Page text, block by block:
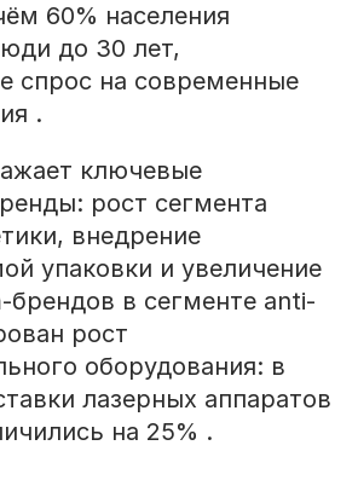
60% населения
до 30 лет,
спрос на современные
.
ключевые
рост сегмента
внедрение
упаковки и увеличение
брендов в сегменте anti-
рост
оборудования: в
лазерных аппаратов
на 25% .